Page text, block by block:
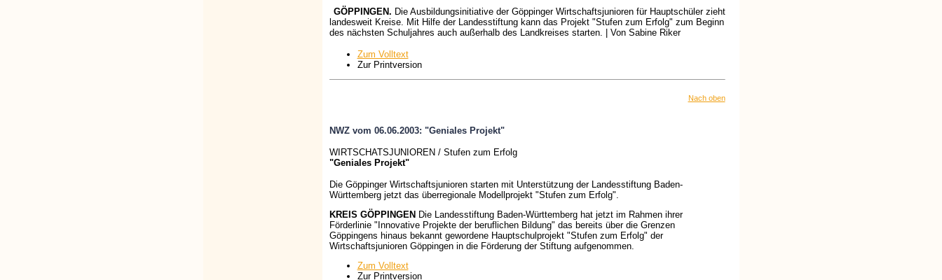
GÖPPINGEN. Die Ausbildungsinitiative der Göppinger Wirtschaftsjunioren für Hauptschüler zieht
landesweit Kreise. Mit Hilfe der Landesstiftung kann das Projekt "Stufen zum Erfolg" zum Beginn
des nächsten Schuljahres auch außerhalb des Landkreises starten. | Von Sabine Riker
Zum Volltext
Zur Printversion
Nach oben
NWZ vom 06.06.2003: "Geniales Projekt"
WIRTSCHATSJUNIOREN / Stufen zum Erfolg
"Geniales Projekt"
Die Göppinger Wirtschaftsjunioren starten mit Unterstützung der Landesstiftung Baden-
Württemberg jetzt das überregionale Modellprojekt "Stufen zum Erfolg".
KREIS GÖPPINGEN Die Landesstiftung Baden-Württemberg hat jetzt im Rahmen ihrer
Förderlinie "Innovative Projekte der beruflichen Bildung" das bereits über die Grenzen
Göppingens hinaus bekannt gewordene Hauptschulprojekt "Stufen zum Erfolg" der
Wirtschaftsjunioren Göppingen in die Förderung der Stiftung aufgenommen.
Zum Volltext
Zur Printversion